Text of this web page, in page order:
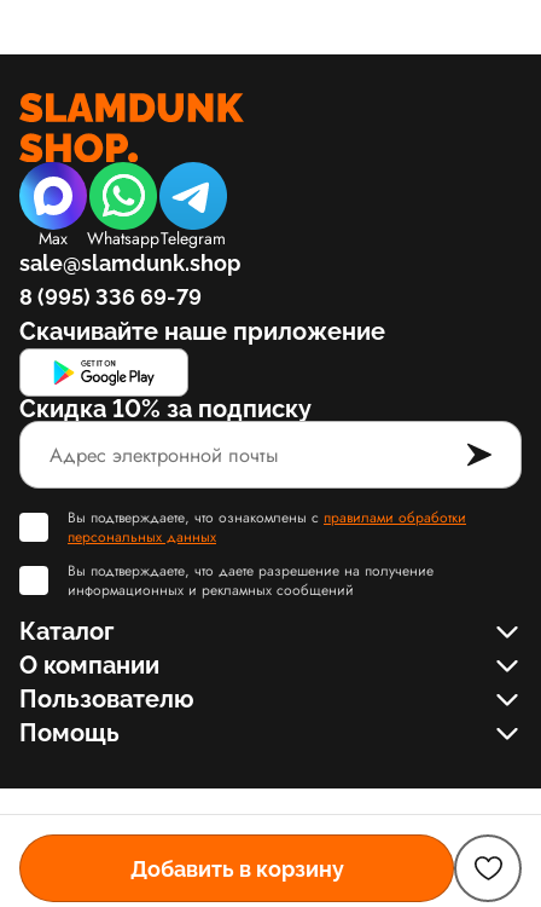
Добавить в корзину
Max WhatsappTelegram
sale@slamdunk.shop
8 (995) 336 69-79
Скачивайте наше приложение
Скидка 10% за подписку
Вы подтверждаете, что ознакомлены с правилами обработки
персональных данных
Вы подтверждаете, что даете разрешение на получение
информационных и рекламных сообщений
Каталог
О компании
Пользователю
Помощь
© Slamdunk.Shop, 2017-2026